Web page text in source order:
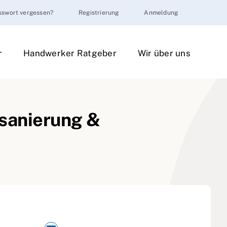
vergessen? Registrierung Anmeldung
Handwerker Ratgeber Wir über uns
&